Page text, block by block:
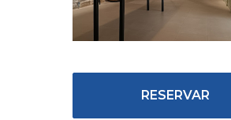
RESERVAR